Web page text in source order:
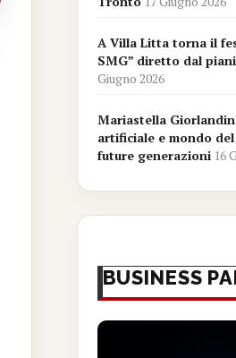
A Villa Litta torna il
SMG” diretto dal
Giugno 2026
Mariastella
artificiale e mondo
future generazioni 16
BUSINESS